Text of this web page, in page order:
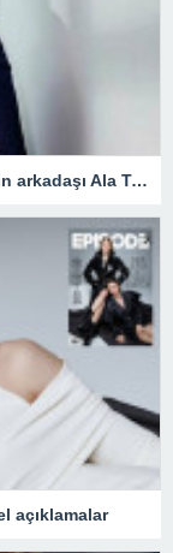
Mehmet Dinçerler’den yeni ifşa! Hadise’nin arkadaşı Ala Tokel’e yürüdü…
açıklamalar